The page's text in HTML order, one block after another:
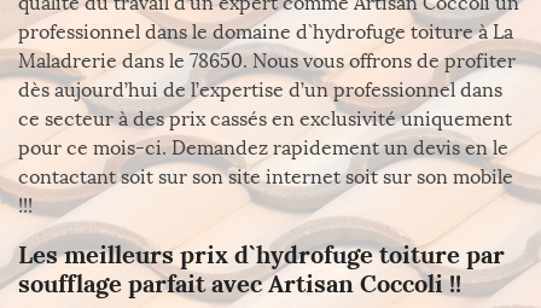
professionnel dans le domaine d`hydrofuge toiture à La
Maladrerie dans le 78650. Nous vous offrons de profiter
dès aujourd’hui de l’expertise d’un professionnel dans
ce secteur à des prix cassés en exclusivité uniquement
pour ce mois-ci. Demandez rapidement un devis en le
contactant soit sur son site internet soit sur son mobile
!!!
Les meilleurs prix d`hydrofuge toiture par
soufflage parfait avec Artisan Coccoli !!